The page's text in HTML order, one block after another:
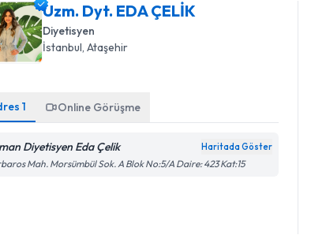
Uzm. Dyt. EDA ÇELİK
Diyetisyen
İstanbul, Ataşehir
1 Online Görüşme
Diyetisyen Eda Çelik Haritada Göster
Mah. Morsümbül Sok. A Blok No:5/A Daire: 423 Kat:15